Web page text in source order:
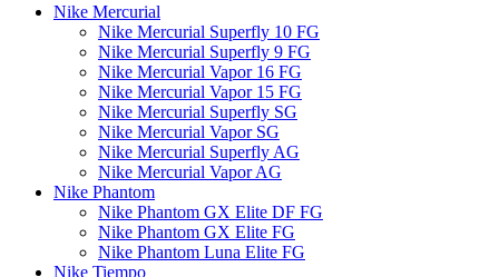
Nike Mercurial
Nike Mercurial Superfly 10 FG
Nike Mercurial Superfly 9 FG
Nike Mercurial Vapor 16 FG
Nike Mercurial Vapor 15 FG
Nike Mercurial Superfly SG
Nike Mercurial Vapor SG
Nike Mercurial Superfly AG
Nike Mercurial Vapor AG
Nike Phantom
Nike Phantom GX Elite DF FG
Nike Phantom GX Elite FG
Nike Phantom Luna Elite FG
Nike Tiempo